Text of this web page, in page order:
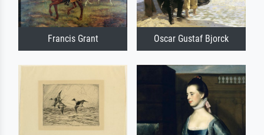
Francis Grant Oscar Gustaf Bjorck